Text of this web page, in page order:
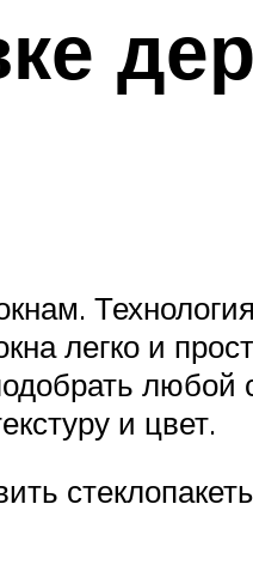
легко и
любой
и цвет.